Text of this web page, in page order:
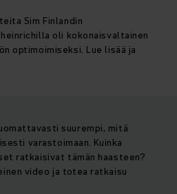
Sim Finlandin
oli kokonaisvaltainen
optimoimiseksi. Lue lisää ja
suurempi, mitä
varastoimaan. Kuinka
ratkaisivat tämän haasteen?
video ja totea ratkaisu